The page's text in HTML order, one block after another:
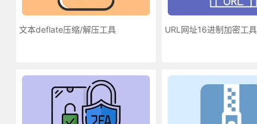
文本deflate压缩/解压工具 URL网址16进制加密工具